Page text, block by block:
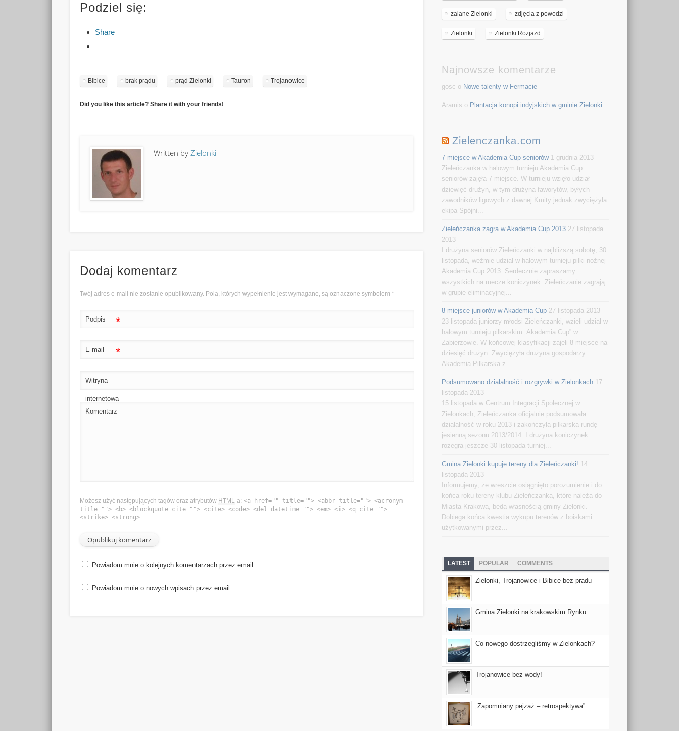
Podziel się:
Share
Bibice brak prądu prąd Zielonki Tauron Trojanowice
Did you like this article? Share it with your friends!
Written byZielonki
Dodaj komentarz
Twój adres e-mail nie zostanie opublikowany. Pola, których wypełnienie jest wymagane, są oznaczone symbolem*
Podpis *
E-mail *
Witryna
internetowa
Komentarz
Możesz użyć następujących tagów oraz atrybutów HTML-a:<a href="" title=""> <abbr title=""> <acronym
title=""> <b> <blockquote cite=""> <cite> <code> <del datetime=""> <em> <i> <q cite="">
<strike> <strong>
Powiadom mnie o kolejnych komentarzach przez email.
Powiadom mnie o nowych wpisach przez email.
zalane Zielonki zdjęcia z powodzi
Zielonki Zielonki Rozjazd
Najnowsze komentarze
gosc o Nowe talenty w Fermacie
Aramis o Plantacja konopi indyjskich w gminie Zielonki
Zielenczanka.com
7 miejsce w Akademia Cup seniorów 1 grudnia 2013
Zieleńczanka w halowym turnieju Akademia Cup
seniorów zajęła 7 miejsce. W turnieju wzięło udział
dziewięć drużyn, w tym drużyna faworytów, byłych
zawodników ligowych z dawnej Kmity jednak zwyciężyła
ekipa Spójni...
Zieleńczanka zagra w Akademia Cup 2013 27 listopada
2013
I drużyna seniorów Zieleńczanki w najbliższą sobotę, 30
listopada, weźmie udział w halowym turnieju piłki nożnej
Akademia Cup 2013. Serdecznie zapraszamy
wszystkich na mecze koniczynek. Zieleńczanie zagrają
w grupie eliminacyjnej...
8 miejsce juniorów w Akademia Cup 27 listopada 2013
23 listopada juniorzy młodsi Zieleńczanki, wzieli udział w
halowym turnieju piłkarskim „Akademia Cup” w
Zabierzowie. W końcowej klasyfikacji zajęli 8 miejsce na
dziesięć drużyn. Zwyciężyła drużyna gospodarzy
Akademia Piłkarska z...
Podsumowano działalność i rozgrywki w Zielonkach 17
listopada 2013
15 listopada w Centrum Integracji Społecznej w
Zielonkach, Zieleńczanka oficjalnie podsumowała
działalność w roku 2013 i zakończyła piłkarską rundę
jesienną sezonu 2013/2014. I drużyna koniczynek
rozegra jeszcze 30 listopada turniej...
Gmina Zielonki kupuje tereny dla Zieleńczanki! 14
listopada 2013
Informujemy, że wreszcie osiągnięto porozumienie i do
końca roku tereny klubu Zieleńczanka, które należą do
Miasta Krakowa, będą własnością gminy Zielonki.
Dobiega końca kwestia wykupu terenów z boiskami
użytkowanymi przez...
LATEST POPULAR COMMENTS
Zielonki, Trojanowice i Bibice bez prądu
Gmina Zielonki na krakowskim Rynku
Co nowego dostrzegliśmy w Zielonkach?
Trojanowice bez wody!
„Zapomniany pejzaż – retrospektywa”